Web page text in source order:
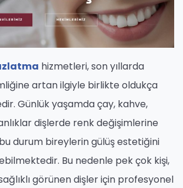
hizmetleri, son yıllarda
artan ilgiyle birlikte oldukça
Günlük yaşamda çay, kahve,
dişlerde renk değişimlerine
durum bireylerin gülüş estetiğini
Bu nedenle pek çok kişi,
görünen dişler için profesyonel